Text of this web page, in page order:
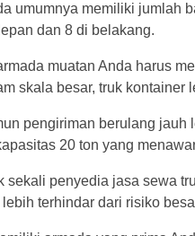
umumnya memiliki jumlah
dan 8 di belakang.
muatan Anda harus
skala besar, truk kontainer
pengiriman berulang
20 ton yang
sekali penyedia jasa sewa
terhindar dari risiko